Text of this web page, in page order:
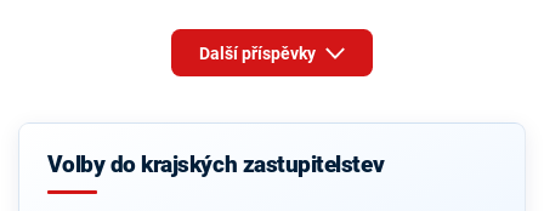
Další příspěvky
Volby do krajských zastupitelstev